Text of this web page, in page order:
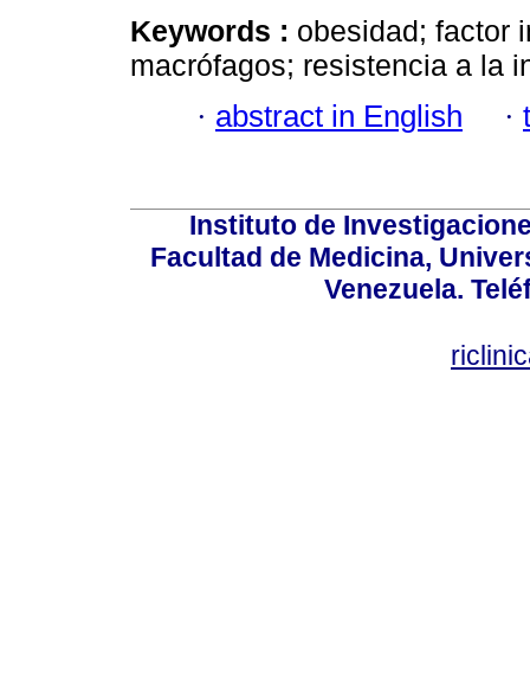
Keywords : obesidad; factor
macrófagos; resistencia a la
· abstract in English ·
Instituto de
Facultad de Medicina,
Venezuela.